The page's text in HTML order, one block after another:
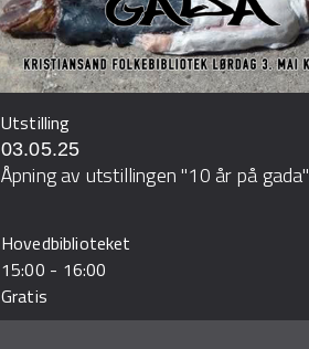
Utstilling
03.05.25
Åpning av utstillingen "10 år på gada"
Hovedbiblioteket
15:00 - 16:00
Gratis